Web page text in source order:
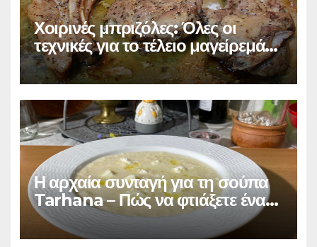
Χοιρινές μπριζόλες: Όλες οι
τεχνικές για το τέλειο μαγείρεμά
τους
Η αρχαία συνταγή για τη σούπα
Tarhana – Πώς να φτιάξετε ένα
πολύ θρεπτικό γεύμα σε λίγα
λεπτά